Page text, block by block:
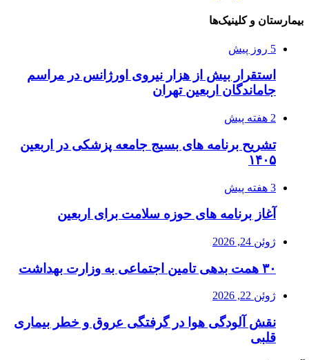
بیمارستان و کلینیک‌ها
5 روز پیش
استقرار بیش از هزار نیروی اورژانس در مراسم
جاماندگان اربعین تهران
2 هفته پیش
تشریح برنامه های بسیج جامعه پزشکی در اربعین
۱۴۰۵
3 هفته پیش
آغاز برنامه های حوزه سلامت برای اربعین
ژوئن 24, 2026
۳۰ همت بدهی تامین اجتماعی به وزارت بهداشت
ژوئن 22, 2026
نقش آلودگی هوا در گرفتگی عروق و خطر بیماری
قلبی